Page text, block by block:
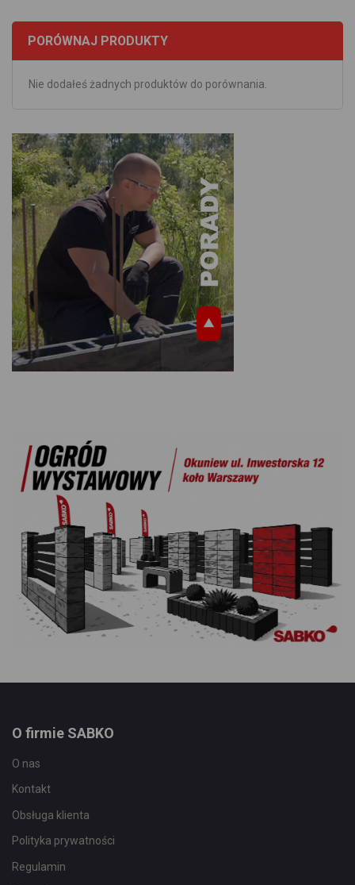
PORÓWNAJ PRODUKTY
Nie dodałeś żadnych produktów do porównania.
O firmie SABKO
O nas
Kontakt
Obsługa klienta
Polityka prywatności
Regulamin